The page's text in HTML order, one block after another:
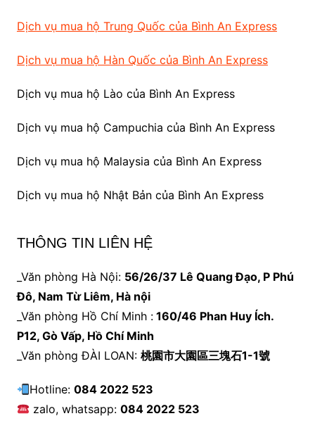
Dịch vụ mua hộ Trung Quốc của Bình An Express
Dịch vụ mua hộ Hàn Quốc của Bình An Express
Dịch vụ mua hộ Lào của Bình An Express
Dịch vụ mua hộ Campuchia của Bình An Express
Dịch vụ mua hộ Malaysia của Bình An Express
Dịch vụ mua hộ Nhật Bản của Bình An Express
THÔNG TIN LIÊN HỆ
_Văn phòng Hà Nội: 56/26/37 Lê Quang Đạo, P Phú
Đô, Nam Từ Liêm, Hà nội
_Văn phòng Hồ Chí Minh :160/46 Phan Huy Ích.
P12, Gò Vấp, Hồ Chí Minh
_Văn phòng ĐÀI LOAN: 桃園市大園區三塊石1-1號
Hotline:084 2022 523
zalo, whatsapp:084 2022 523